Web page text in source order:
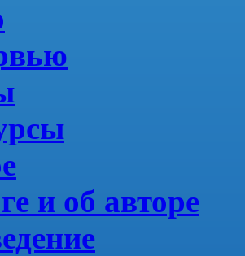
и об авторе